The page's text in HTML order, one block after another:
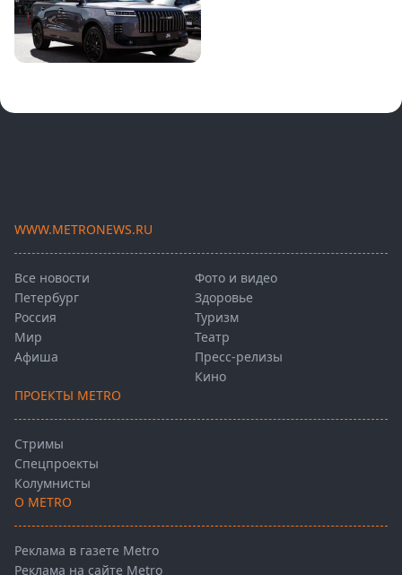
WWW.METRONEWS.RU
Все новости
Петербург
Россия
Мир
Афиша
Фото и видео
Здоровье
Туризм
Театр
Пресс-релизы
Кино
ПРОЕКТЫ METRO
Стримы
Спецпроекты
Колумнисты
О METRO
Реклама в газете Metro
Реклама на сайте Metro